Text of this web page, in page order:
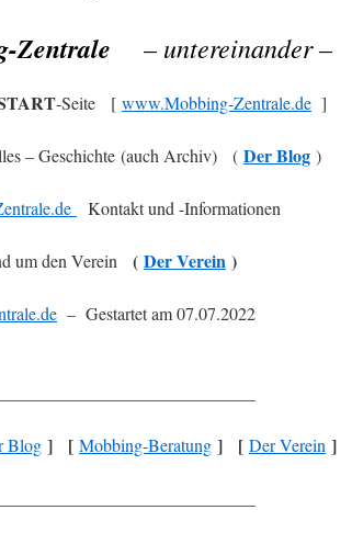
Zentrale – untereinander –
-Seite [ www.Mobbing-Zentrale.de ]
– Geschichte (auch Archiv) ( Der Blog )
Kontakt und -Informationen
um den Verein ( Der Verein )
– Gestartet am 07.07.2022
Blog ] [ Mobbing-Beratung ] [ Der Verein ]